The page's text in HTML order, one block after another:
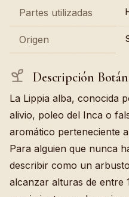
Partes utilizadas
Origen
Descripción
La Lippia alba, conocida
alivio, poleo del Inca o
aromático perteneciente
Para alguien que nunca
describir como un
alcanzar alturas de entre